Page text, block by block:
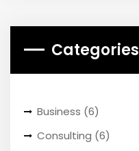
Categories
Business (6)
Consulting (6)